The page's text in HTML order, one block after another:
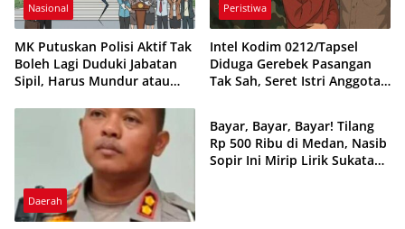
Nasional
MK Putuskan Polisi Aktif Tak
Boleh Lagi Duduki Jabatan
Sipil, Harus Mundur atau
Peristiwa
Intel Kodim 0212/Tapsel
Diduga Gerebek Pasangan
Tak Sah, Seret Istri Anggota
Daerah
Daerah
Bayar, Bayar, Bayar! Tilang
Rp 500 Ribu di Medan, Nasib
Sopir Ini Mirip Lirik Sukatani